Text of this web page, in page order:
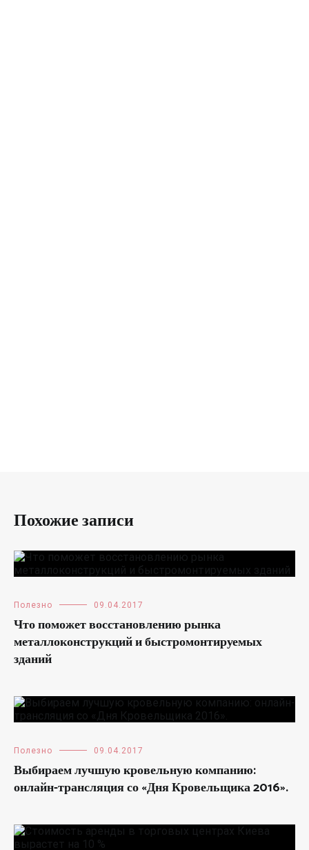
Похожие записи
Полезно 09.04.2017
Что поможет восстановлению рынка
металлоконструкций и быстромонтируемых
зданий
Полезно 09.04.2017
Выбираем лучшую кровельную компанию:
онлайн-трансляция со «Дня Кровельщика 2016».